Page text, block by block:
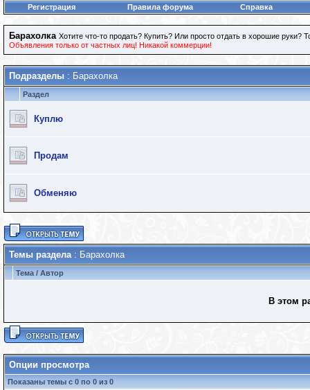
Регистрация Правила форума Справка
Барахолка Хотите что-то продать? Купить? Или просто отдать в хорошие руки?
Объявления только от частных лиц! Никакой коммерции!
Подразделы : Барахолка
Раздел
Куплю
Продам
Обменяю
Темы раздела: Барахолка
Тема / Автор
В этом
Опции просмотра
Показаны темы с 0 по 0 из 0